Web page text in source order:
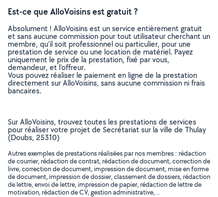
Est-ce que AlloVoisins est gratuit ?
Absolument ! AlloVoisins est un service entièrement gratuit
et sans aucune commission pour tout utilisateur cherchant un
membre, qu’il soit professionnel ou particulier, pour une
prestation de service ou une location de matériel. Payez
uniquement le prix de la prestation, fixé par vous,
demandeur, et l’offreur.
Vous pouvez réaliser le paiement en ligne de la prestation
directement sur AlloVoisins, sans aucune commission ni frais
bancaires.
Sur AlloVoisins, trouvez toutes les prestations de services
pour réaliser votre projet de Secrétariat sur la ville de Thulay
(Doubs, 25310)
Autres exemples de prestations réalisées par nos membres : rédaction
de courrier, rédaction de contrat, rédaction de document, correction de
livre, correction de document, impression de document, mise en forme
de document, impression de dossier, classement de dossiers, rédaction
de lettre, envoi de lettre, impression de papier, rédaction de lettre de
motivation, rédaction de CV, gestion administrative, ..